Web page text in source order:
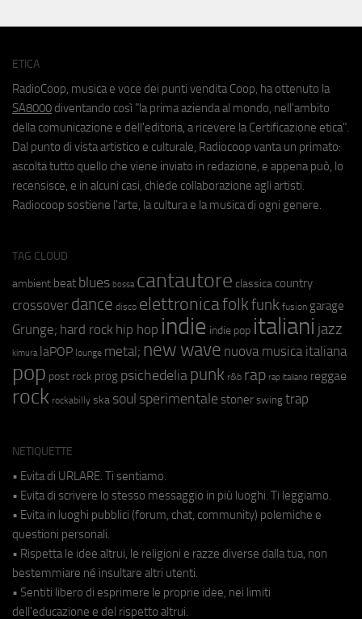
ETICA
RadioCoop, musica e voce dei punti vendita Coop, ha ottenuto la
SA8000 diventando così "la prima azienda al mondo, nell'ambito
della comunicazione e dell'editoria, a ricevere la Certificazione etica".
Dal punto di vista artistico e culturale, Radiocoop vanta un primato:
ascolta tutto quello che viene inviato in redazione, e appena può, lo
recensisce, e in alcuni casi, chiede collaborazione agli artisti.
Radiocoop sostiene l'arte, la cultura e la musica di ogni genere.
TAG CLOUD
ambient beat blues bossa cantautore classica country
crossover dance disco elettronicafolkfunk fusion garage
Grunge; hard rock hip hop indie indie pop italiani jazz
kimura laPOP lounge metal; new wave nuova musica italiana
pop post rock prog psichedeliapunk r&b rap rap italiano reggae
rock rockabilly ska soul sperimentale stoner swing trap
NETIQUETTE
• Evita di URLARE. Ti sentiamo.
• Evita di scrivere lo stesso messaggio in più luoghi. Ti leggiamo.
• Evita in luoghi pubblici (forum, chat, community) polemiche e
questioni personali.
• Rispetta le idee altrui, le religioni e razze diverse dalla tua, non
bestemmiare né insultare altri utenti.
• Sentiti libero di esprimere le proprie idee, nei limiti
dell'educazione e del rispetto altrui.